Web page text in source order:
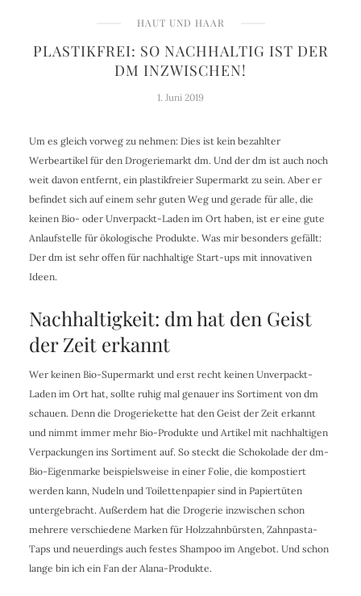
HAUT UND HAAR
PLASTIKFREI: SO NACHHALTIG IST DER
DM INZWISCHEN!
1. Juni 2019
Um es gleich vorweg zu nehmen: Dies ist kein bezahlter
Werbeartikel für den Drogeriemarkt dm. Und der dm ist auch noch
weit davon entfernt, ein plastikfreier Supermarkt zu sein. Aber er
befindet sich auf einem sehr guten Weg und gerade für alle, die
keinen Bio- oder Unverpackt-Laden im Ort haben, ist er eine gute
Anlaufstelle für ökologische Produkte. Was mir besonders gefällt:
Der dm ist sehr offen für nachhaltige Start-ups mit innovativen
Ideen.
Nachhaltigkeit: dm hat den Geist
der Zeit erkannt
Wer keinen Bio-Supermarkt und erst recht keinen Unverpackt-
Laden im Ort hat, sollte ruhig mal genauer ins Sortiment von dm
schauen. Denn die Drogeriekette hat den Geist der Zeit erkannt
und nimmt immer mehr Bio-Produkte und Artikel mit nachhaltigen
Verpackungen ins Sortiment auf. So steckt die Schokolade der dm-
Bio-Eigenmarke beispielsweise in einer Folie, die kompostiert
werden kann, Nudeln und Toilettenpapier sind in Papiertüten
untergebracht. Außerdem hat die Drogerie inzwischen schon
mehrere verschiedene Marken für Holzzahnbürsten, Zahnpasta-
Taps und neuerdings auch festes Shampoo im Angebot. Und schon
lange bin ich ein Fan der Alana-Produkte.